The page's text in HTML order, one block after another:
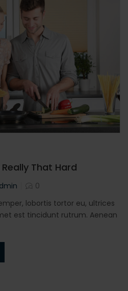
That Hard
0
lobortis tortor eu, ultrices
est tincidunt rutrum. Aenean